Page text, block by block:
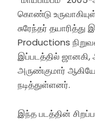
கொண்டு
சுரேந்தர்
Productions
இப்படத்தில்
அருண்குமார்
நடித்துள்ளனர்.
இந்த படத்தின்